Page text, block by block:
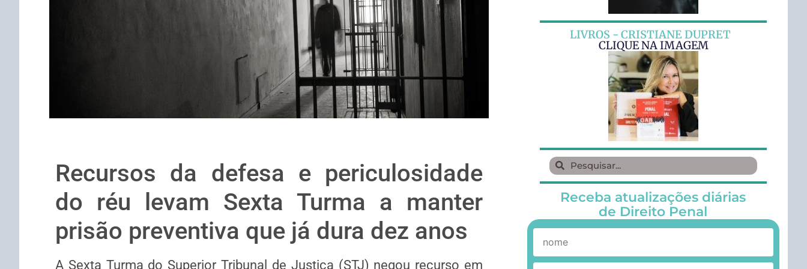
Recursos da defesa e periculosidade
do réu levam Sexta Turma a manter
prisão preventiva que já dura dez anos
A Sexta Turma do Superior Tribunal de Justiça (STJ) negou recurso em
LIVROS - CRISTIANE DUPRET
CLIQUE NA IMAGEM
Receba atualizações diárias
de Direito Penal